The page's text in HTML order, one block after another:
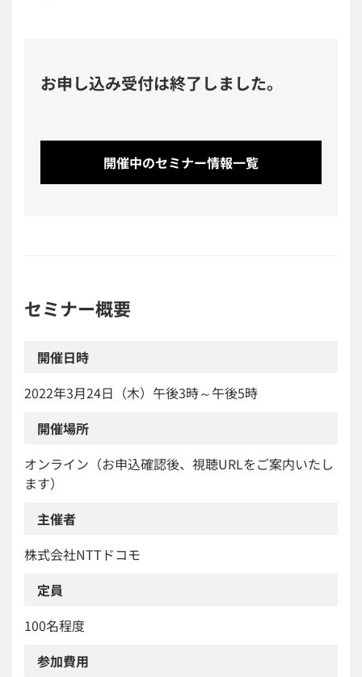
お申し込み受付は終了しました。
開催中のセミナー情報一覧
セミナー概要
開催日時
2022年3月24日（木）午後3時～午後5時
開催場所
オンライン（お申込確認後、視聴URLをご案内いたし
ます）
主催者
株式会社NTTドコモ
定員
100名程度
参加費用